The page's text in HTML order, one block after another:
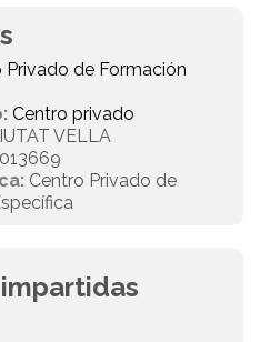
Privado de Formación
Centro privado
VELLA
Centro Privado de